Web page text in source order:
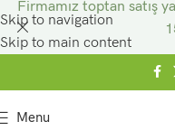
Skip to navigation
Skip to main content
Menu
Firmamız toptan satış